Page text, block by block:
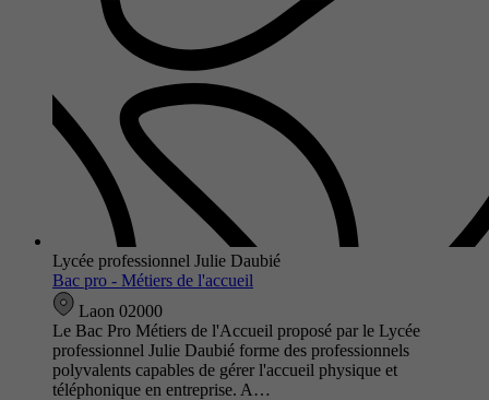
Lycée professionnel Julie Daubié
Bac pro - Métiers de l'accueil
Laon 02000
Le Bac Pro Métiers de l'Accueil proposé par le Lycée
professionnel Julie Daubié forme des professionnels
polyvalents capables de gérer l'accueil physique et
téléphonique en entreprise. A…